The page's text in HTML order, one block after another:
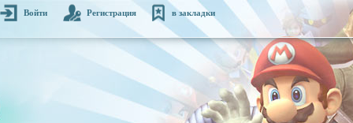
Войти Регистрация в закладки